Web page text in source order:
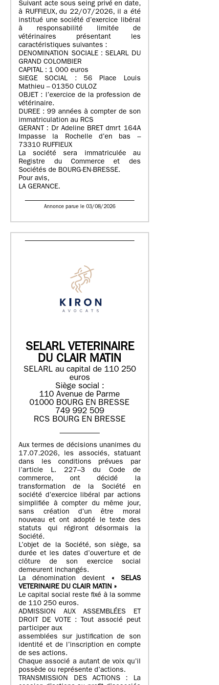
Suivant acte sous seing privé en date,
à RUFFIEUX, du 22/07/2026, il a été
institué une société d’exercice libéral
à responsabilité limitée de
vétérinaires présentant les
caractéristiques suivantes :
DENOMINATION SOCIALE : SELARL DU
GRAND COLOMBIER
CAPITAL : 1 000 euros
SIEGE SOCIAL : 56 Place Louis
Mathieu – 01350 CULOZ
OBJET : l’exercice de la profession de
vétérinaire.
DUREE : 99 années à compter de son
immatriculation au RCS
GERANT : Dr Adeline BRET dmrt 164A
Impasse la Rochelle d’en bas –
73310 RUFFIEUX
La société sera immatriculée au
Registre du Commerce et des
Sociétés de BOURG-EN-BRESSE.
Pour avis,
LA GERANCE.
Annonce parue le 03/08/2026
SELARL VETERINAIRE
DU CLAIR MATIN
SELARL au capital de 110 250
euros
Siège social :
110 Avenue de Parme
01000 BOURG EN BRESSE
749 992 509
RCS BOURG EN BRESSE
Aux termes de décisions unanimes du
17.07.2026, les associés, statuant
dans les conditions prévues par
l’article L. 227–3 du Code de
commerce, ont décidé la
transformation de la Société en
société d’exercice libéral par actions
simplifiée à compter du même jour,
sans création d’un être moral
nouveau et ont adopté le texte des
statuts qui régiront désormais la
Société.
L’objet de la Société, son siège, sa
durée et les dates d’ouverture et de
clôture de son exercice social
demeurent inchangés.
La dénomination devient « SELAS
VETERINAIRE DU CLAIR MATIN »
Le capital social reste fixé à la somme
de 110 250 euros.
ADMISSION AUX ASSEMBLÉES ET
DROIT DE VOTE : Tout associé peut
participer aux
assemblées sur justification de son
identité et de l’inscription en compte
de ses actions.
Chaque associé a autant de voix qu’il
possède ou représente d’actions.
TRANSMISSION DES ACTIONS : La